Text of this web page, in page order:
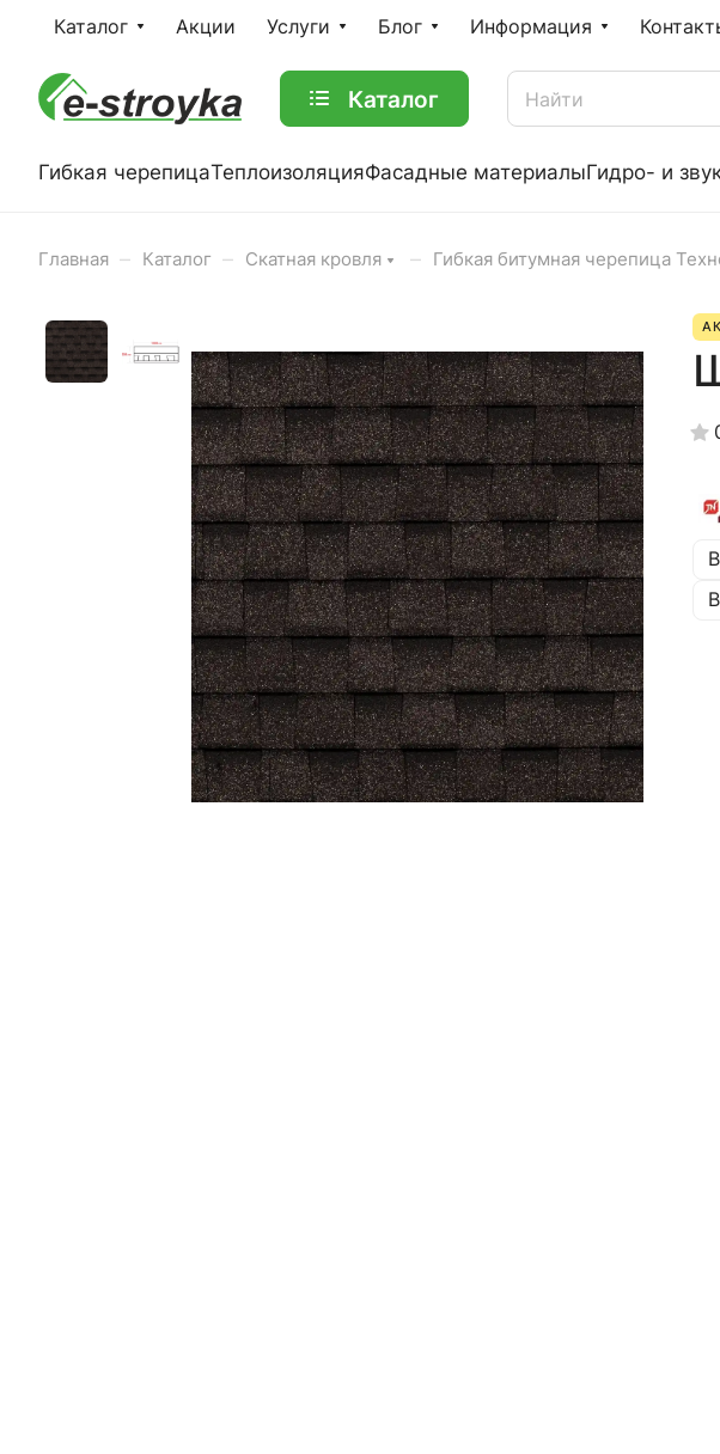
Каталог Акции Услуги Блог Информация
Каталог
Гибкая черепицаТеплоизоляцияФасадные материалыГидро- и
Главная – Каталог – Скатная кровля – Гибкая битумная черепица